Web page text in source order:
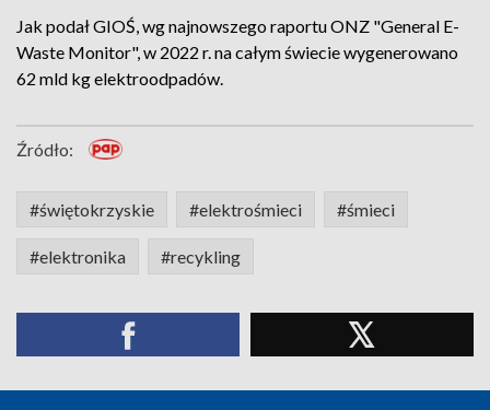
Jak podał GIOŚ, wg najnowszego raportu ONZ "General E-
Waste Monitor", w 2022 r. na całym świecie wygenerowano
62 mld kg elektroodpadów.
Źródło:
#świętokrzyskie #elektrośmieci #śmieci
#elektronika #recykling